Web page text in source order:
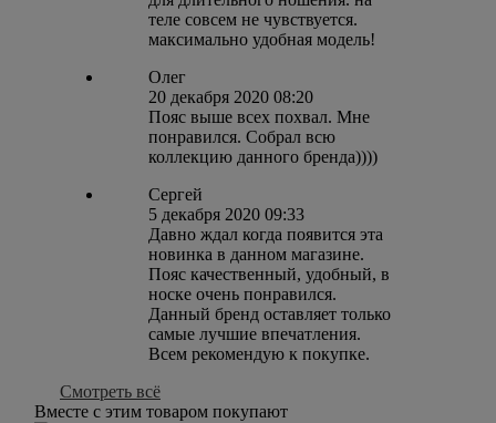
теле совсем не чувствуется.
максимально удобная модель!
Олег
20 декабря 2020 08:20
Пояс выше всех похвал. Мне
понравился. Собрал всю
коллекцию данного бренда))))
Сергей
5 декабря 2020 09:33
Давно ждал когда появится эта
новинка в данном магазине.
Пояс качественный, удобный, в
носке очень понравился.
Данный бренд оставляет только
самые лучшие впечатления.
Всем рекомендую к покупке.
Смотреть всё
Вместе с этим товаром покупают